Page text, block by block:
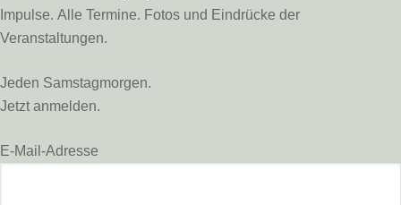
Impulse. Alle Termine. Fotos und Eindrücke der
Veranstaltungen.
Jeden Samstagmorgen.
Jetzt anmelden.
E-Mail-Adresse